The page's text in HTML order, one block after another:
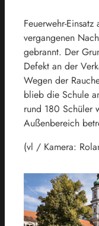
Feuerwehr-
vergangenen
gebrannt. Der
Defekt an der
Wegen der
blieb die Schule
rund 180 Schüler
Außenbereich
(vl / Kamera: